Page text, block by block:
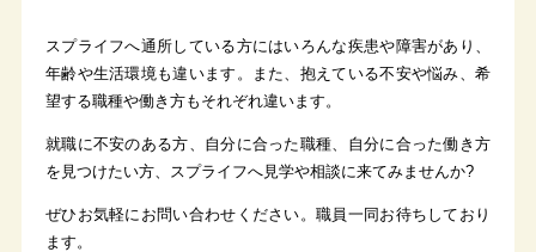
スプライフへ通所している方にはいろんな疾患や障害があり、
年齢や生活環境も違います。また、抱えている不安や悩み、希
望する職種や働き方もそれぞれ違います。
就職に不安のある方、自分に合った職種、自分に合った働き方
を見つけたい方、スプライフへ見学や相談に来てみませんか?
ぜひお気軽にお問い合わせください。職員一同お待ちしており
ます。